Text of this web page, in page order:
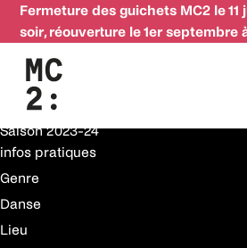
Fermeture des guichets MC2 le 11
soir, réouverture le 1er septembre
Saison 2023-24
Age of Content
Saison2023-24
infos pratiques
Genre
Danse
Lieu